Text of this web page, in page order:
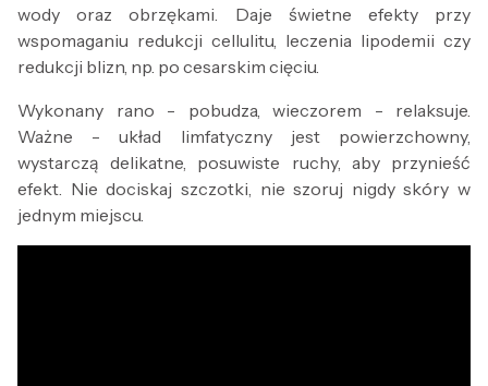
wody oraz obrzękami. Daje świetne efekty przy
wspomaganiu redukcji cellulitu, leczenia lipodemii czy
redukcji blizn, np. po cesarskim cięciu.
Wykonany rano - pobudza, wieczorem - relaksuje.
Ważne - układ limfatyczny jest powierzchowny,
wystarczą delikatne, posuwiste ruchy, aby przynieść
efekt. Nie dociskaj szczotki, nie szoruj nigdy skóry w
jednym miejscu.